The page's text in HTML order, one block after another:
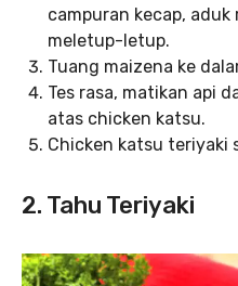
campuran kecap, aduk
meletup-letup.
Tuang maizena ke
Tes rasa, matikan api
atas chicken katsu.
Chicken katsu teriyaki
2. Tahu Teriyaki